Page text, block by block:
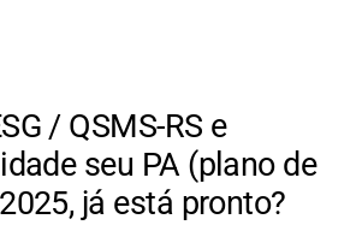
/ QSMS-RS e
seu PA (plano de
já está pronto?